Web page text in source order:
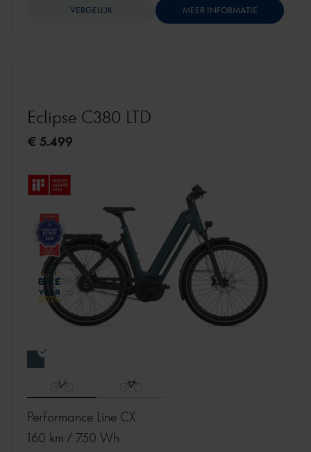
VERGELIJK MEER INFORMATIE
Eclipse C380 LTD
€ 5.499
Performance Line CX
160 km / 750 Wh